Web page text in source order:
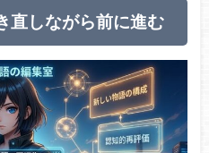
直しながら前に進む